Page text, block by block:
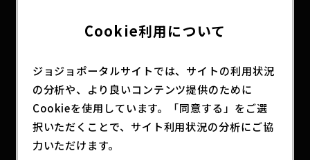
ア
ジョジョの奇妙な冒険 スト
ーンオーシャン Mometria
空条徐倫
ア
ジョジョの奇妙な冒険 スト
ーンオーシャン Mometria
エンリコ・P
Cookie利用について
ジョジョポータルサイトでは、サイトの利用状況
の分析や、より良いコンテンツ提供のために
Cookieを使用しています。「同意する」をご選
択いただくことで、サイト利用状況の分析にご協
力いただけます。